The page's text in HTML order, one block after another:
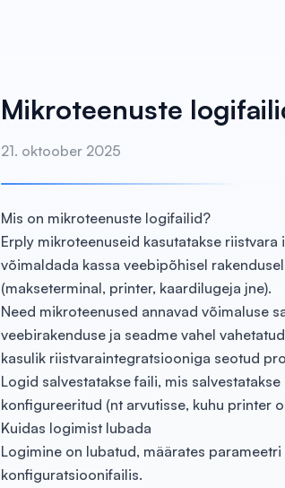
Mikroteenuste
21. oktoober 2025
Mis on mikroteenuste logifailid?
Erply mikroteenuseid kasutatakse riistvara
võimaldada kassa veebipõhisel
(makseterminal, printer, kaardilugeja jne).
Need mikroteenused annavad võimaluse
veebirakenduse ja seadme vahel
kasulik riistvaraintegratsiooniga seotud
Logid salvestatakse faili, mis
konfigureeritud (nt arvutisse, kuhu printer
Kuidas logimist lubada
Logimine on lubatud, määrates
konfiguratsioonifailis.